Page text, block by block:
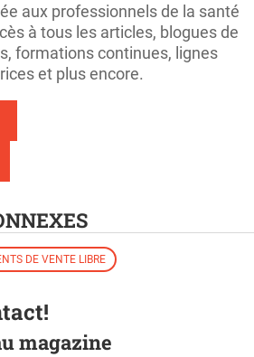
aux professionnels de la santé
à tous les articles, blogues de
formations continues, lignes
et plus encore.
DE VENTE LIBRE
magazine